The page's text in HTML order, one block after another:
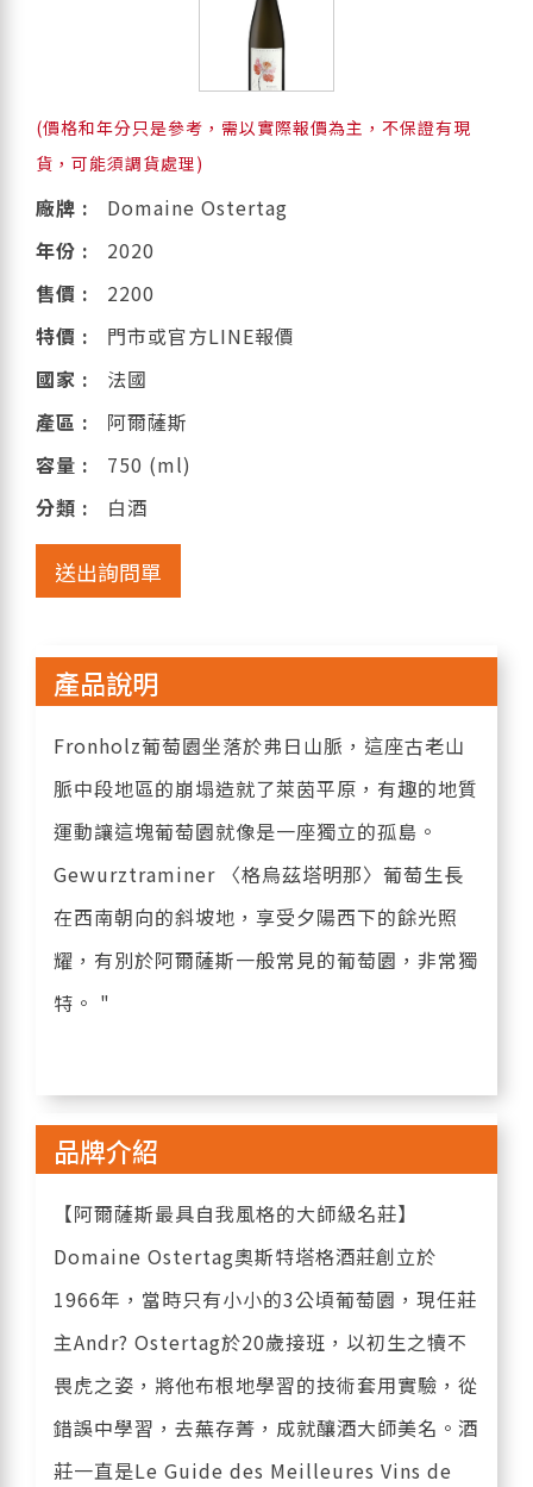
(價格和年分只是參考，需以實際報價為主，不保證有現
貨，可能須調貨處理)
廠牌 :
Domaine Ostertag
年份 :
2020
售價 :
2200
特價 :
門市或官方LINE報價
國家 :
法國
產區 :
阿爾薩斯
容量 :
750 (ml)
分類 :
白酒
送出詢問單
產品說明
Fronholz葡萄園坐落於弗日山脈，這座古老山
脈中段地區的崩塌造就了萊茵平原，有趣的地質
運動讓這塊葡萄園就像是一座獨立的孤島。
Gewurztraminer 〈格烏茲塔明那〉葡萄生長
在西南朝向的斜坡地，享受夕陽西下的餘光照
耀，有別於阿爾薩斯一般常見的葡萄園，非常獨
特。 "
品牌介紹
【阿爾薩斯最具自我風格的大師級名莊】
Domaine Ostertag奧斯特塔格酒莊創立於
1966年，當時只有小小的3公頃葡萄園，現任莊
主Andr? Ostertag於20歲接班，以初生之犢不
畏虎之姿，將他布根地學習的技術套用實驗，從
錯誤中學習，去蕪存菁，成就釀酒大師美名。酒
莊一直是Le Guide des Meilleures Vins de